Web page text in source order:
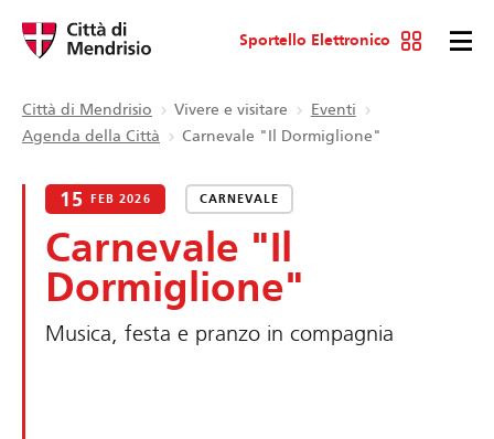
Sportello Elettronico
Città di Mendrisio Vivere e visitare
Eventi
Agenda della Città
Carnevale "Il Dormiglione"
15 FEB 2026 CARNEVALE
Carnevale "Il
Dormiglione"
Musica, festa e pranzo in compagnia